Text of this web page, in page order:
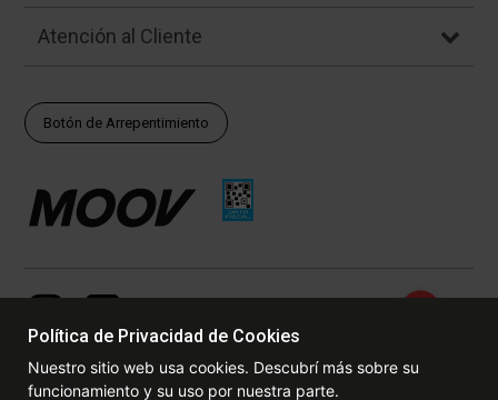
Atención al Cliente
Botón de Arrepentimiento
Política de Privacidad de Cookies
Nuestro sitio web usa cookies. Descubrí más sobre su
funcionamiento y su uso por nuestra parte.